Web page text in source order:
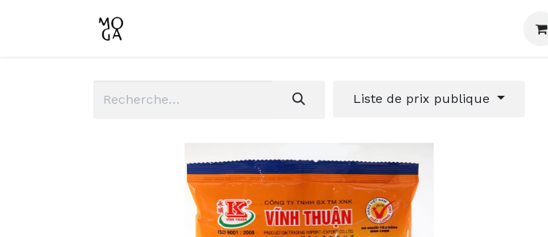
Liste de prix publique